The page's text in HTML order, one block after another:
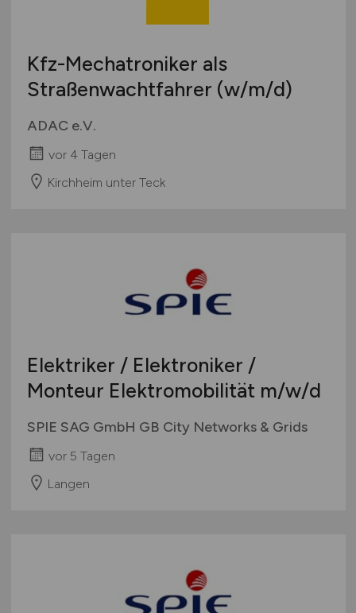
Kfz-Mechatroniker als
Straßenwachtfahrer (w/m/d)
ADAC e.V.
vor 4 Tagen
Kirchheim unter Teck
Elektriker / Elektroniker /
Monteur Elektromobilität m/w/d
SPIE SAG GmbH GB City Networks & Grids
vor 5 Tagen
Langen